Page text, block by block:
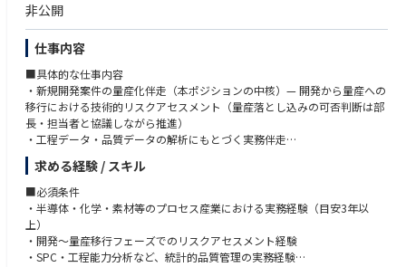
非公開
仕事内容
■具体的な仕事内容
・新規開発案件の量産化伴走（本ポジションの中核）— 開発から量産への
移行における技術的リスクアセスメント（量産落とし込みの可否判断は部
長・担当者と協議しながら推進）
・工程データ・品質データの解析にもとづく実務伴走
・開発メンバーへのOJT指導 — 量産化観点からの多角的な視点の移植
・工程能力・歩留まりデータの分析と製造原価への接続
・根本原因追求型の問題解決（仮説検証によるキーパラメータの特定・制
御）
求める経験 / スキル
■必須条件
・半導体・化学・素材等のプロセス産業における実務経験（目安3年以
上）
・開発〜量産移行フェーズでのリスクアセスメント経験
・SPC・工程能力分析など、統計的品質管理の実務経験